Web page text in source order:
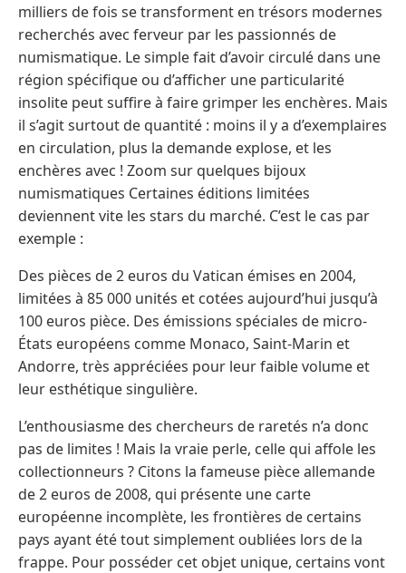
milliers de fois se transforment en trésors modernes
recherchés avec ferveur par les passionnés de
numismatique. Le simple fait d’avoir circulé dans une
région spécifique ou d’afficher une particularité
insolite peut suffire à faire grimper les enchères. Mais
il s’agit surtout de quantité : moins il y a d’exemplaires
en circulation, plus la demande explose, et les
enchères avec ! Zoom sur quelques bijoux
numismatiques Certaines éditions limitées
deviennent vite les stars du marché. C’est le cas par
exemple :
Des pièces de 2 euros du Vatican émises en 2004,
limitées à 85 000 unités et cotées aujourd’hui jusqu’à
100 euros pièce. Des émissions spéciales de micro-
États européens comme Monaco, Saint-Marin et
Andorre, très appréciées pour leur faible volume et
leur esthétique singulière.
L’enthousiasme des chercheurs de raretés n’a donc
pas de limites ! Mais la vraie perle, celle qui affole les
collectionneurs ? Citons la fameuse pièce allemande
de 2 euros de 2008, qui présente une carte
européenne incomplète, les frontières de certains
pays ayant été tout simplement oubliées lors de la
frappe. Pour posséder cet objet unique, certains vont